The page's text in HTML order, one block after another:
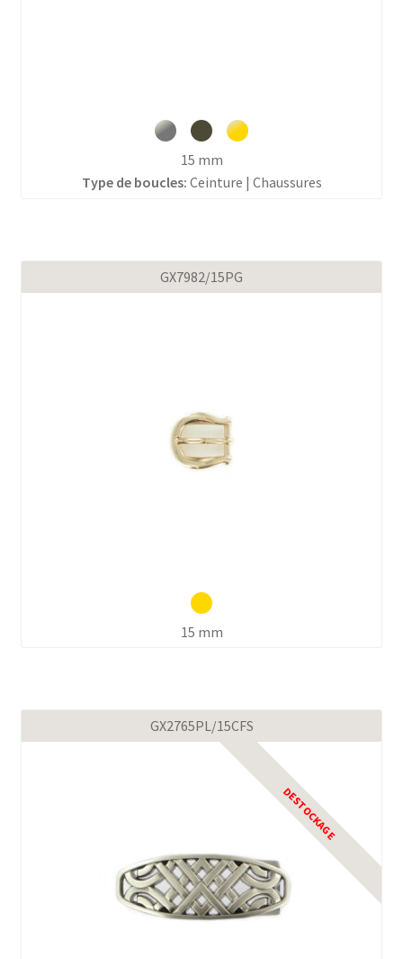
15 mm
Type de boucles: Ceinture | Chaussures
GX7982/15PG
15 mm
GX2765PL/15CFS